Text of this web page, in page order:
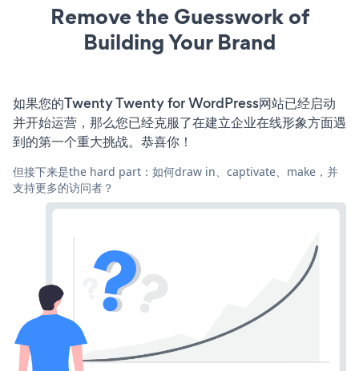
Remove the Guesswork of
Building Your Brand
如果您的Twenty Twenty for WordPress网站已经启动
并开始运营，那么您已经克服了在建立企业在线形象方面遇
到的第一个重大挑战。恭喜你！
但接下来是the hard part：如何draw in、captivate、make，并
支持更多的访问者？